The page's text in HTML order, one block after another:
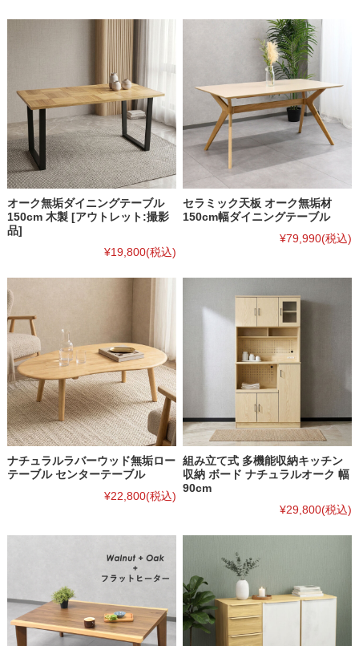
オーク無垢ダイニングテーブル
150cm 木製 [アウトレット:撮影
品]
¥19,800(税込)
セラミック天板 オーク無垢材
150cm幅ダイニングテーブル
¥79,990(税込)
ナチュラルラバーウッド無垢ロー
テーブル センターテーブル
¥22,800(税込)
組み立て式 多機能収納キッチン
収納 ボード ナチュラルオーク 幅
90cm
¥29,800(税込)